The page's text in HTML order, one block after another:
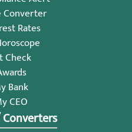
Converter
Rates
Check
Bank
CEO